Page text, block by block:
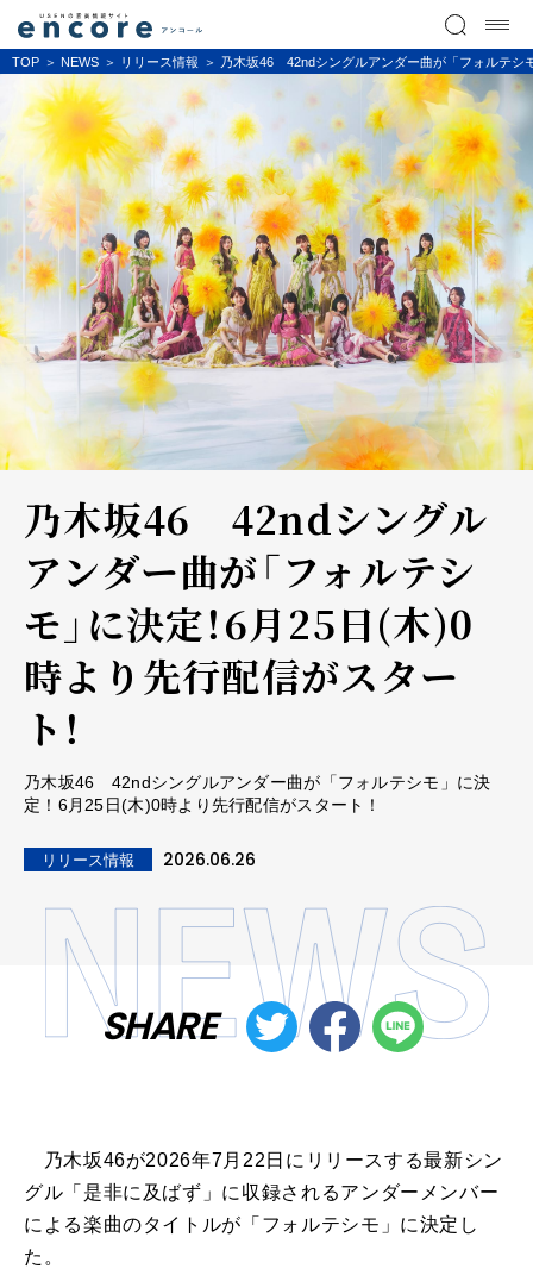
TOP NEWS リリース情報 乃木坂46 42ndシングルアンダー曲が「フォルテシ
乃木坂46 42ndシングル
アンダー曲が「フォルテシ
モ」に決定！6月25日(木)0
時より先行配信がスター
ト！
乃木坂46 42ndシングルアンダー曲が「フォルテシモ」に決
定！6月25日(木)0時より先行配信がスタート！
リリース情報 2026.06.26
SHARE
乃木坂46が2026年7月22日にリリースする最新シン
グル「是非に及ばず」に収録されるアンダーメンバー
による楽曲のタイトルが「フォルテシモ」に決定し
た。